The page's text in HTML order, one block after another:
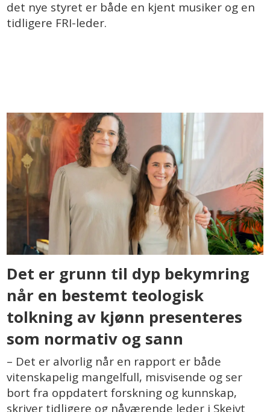
det nye styret er både en kjent musiker og en
tidligere FRI-leder.
Det er grunn til dyp bekymring
når en bestemt teologisk
tolkning av kjønn presenteres
som normativ og sann
– Det er alvorlig når en rapport er både
vitenskapelig mangelfull, misvisende og ser
bort fra oppdatert forskning og kunnskap,
skriver tidligere og nåværende leder i Skeivt